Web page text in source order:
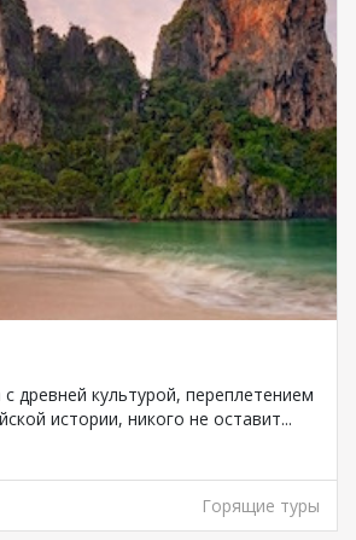
древней культурой, переплетением
истории, никого не оставит...
Горящие туры